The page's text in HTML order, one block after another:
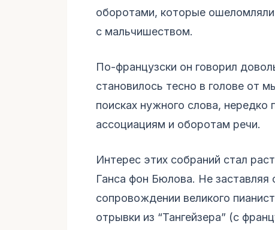
оборотами, которые
с мальчишеством.
По-французски он говорил
становилось тесно в голове от
поисках нужного слова, нередко
ассоциациям и оборотам речи.
Интерес этих собраний стал
Ганса фон Бюлова. Не заставляя
сопровождении великого
отрывки из “Тангейзера” (с